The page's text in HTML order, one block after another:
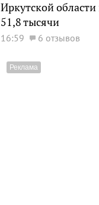
Иркутской
51,8 тысячи
16:59 6 отзывов